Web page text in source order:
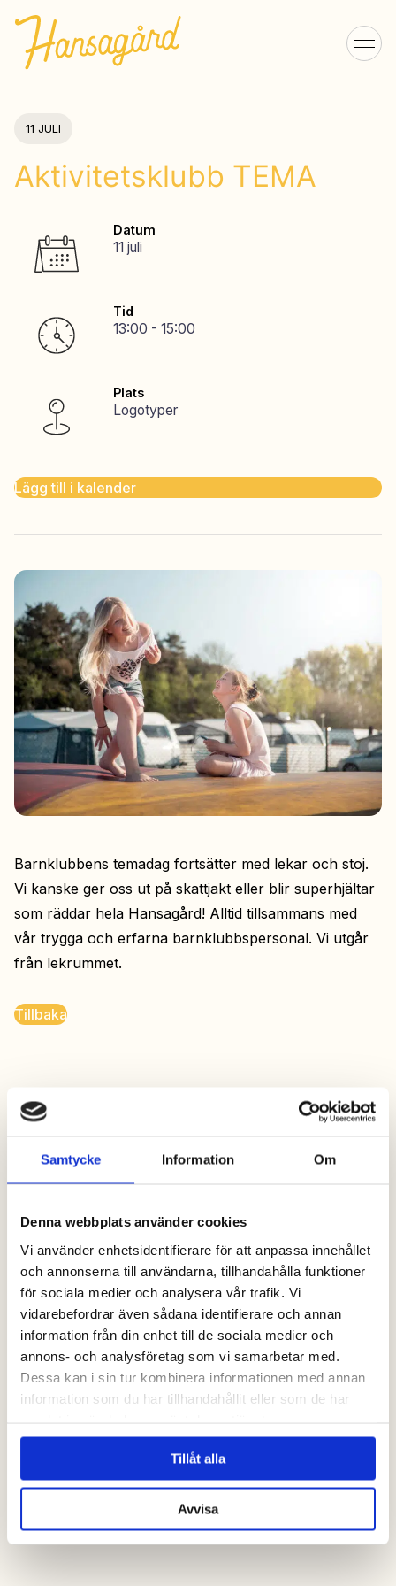
Samtycke Information Om
Denna webbplats använder cookies
Vi använder enhetsidentifierare för att anpassa innehållet
och annonserna till användarna, tillhandahålla funktioner
för sociala medier och analysera vår trafik. Vi
vidarebefordrar även sådana identifierare och annan
information från din enhet till de sociala medier och
annons- och analysföretag som vi samarbetar med.
Dessa kan i sin tur kombinera informationen med annan
information som du har tillhandahållit eller som de har
Tillåt alla
Avvisa
11 JULI
Aktivitetsklubb TEMA
Datum
11 juli
Tid
13:00 - 15:00
Plats
Logotyper
Lägg till i kalender
Barnklubbens temadag fortsätter med lekar och stoj.
Vi kanske ger oss ut på skattjakt eller blir superhjältar
som räddar hela Hansagård! Alltid tillsammans med
vår trygga och erfarna barnklubbspersonal. Vi utgår
från lekrummet.
Tillbaka
kontakta oss